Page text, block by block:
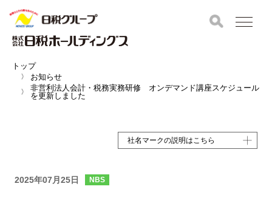
トップ
お知らせ
非営利法人会計・税務実務研修 オンデマンド講座スケジュール
を更新しました
社名マークの説明はこちら
2025年07月25日 NBS